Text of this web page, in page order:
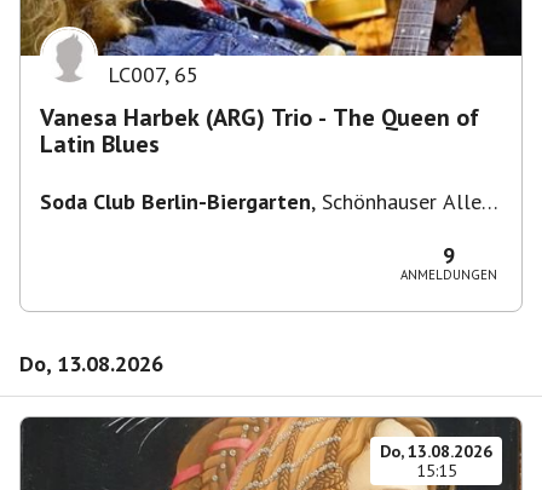
LC007, 65
Vanesa Harbek (ARG) Trio - The Queen of
Latin Blues
Soda Club Berlin-Biergarten, Schönhauser Allee
9
ANMELDUNGEN
Do, 13.08.2026
Do, 13.08.2026
15:15